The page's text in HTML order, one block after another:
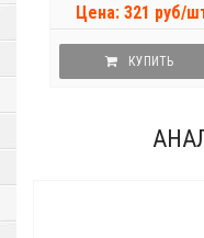
Цена: 321 руб/
КУПИТЬ